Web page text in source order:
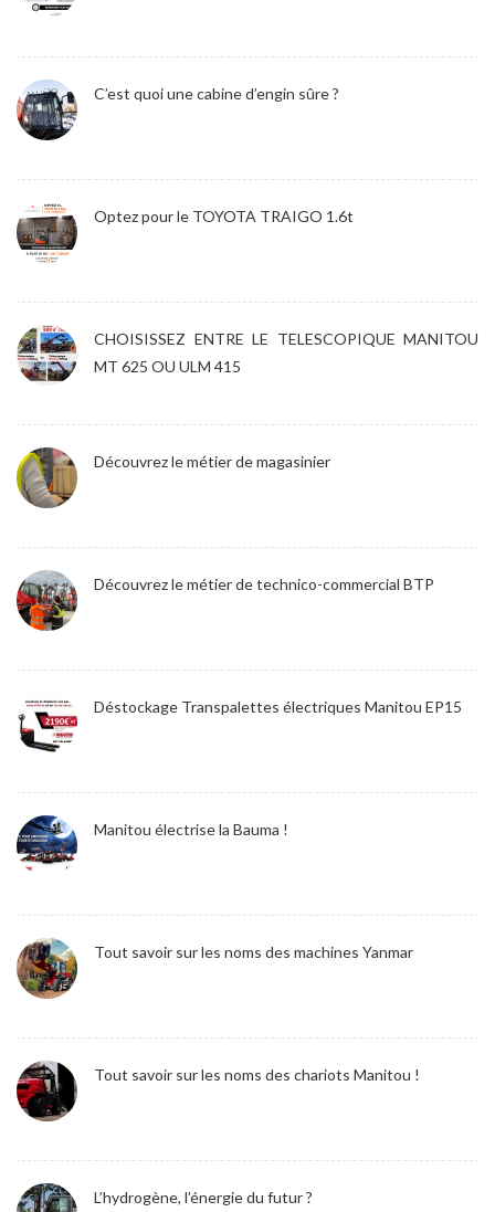
C’est quoi une cabine d’engin sûre ?
Optez pour le TOYOTA TRAIGO 1.6t
CHOISISSEZ ENTRE LE TELESCOPIQUE MANITOU
MT 625 OU ULM 415
Découvrez le métier de magasinier
Découvrez le métier de technico-commercial BTP
Déstockage Transpalettes électriques Manitou EP15
Manitou électrise la Bauma !
Tout savoir sur les noms des machines Yanmar
Tout savoir sur les noms des chariots Manitou !
L’hydrogène, l’énergie du futur ?